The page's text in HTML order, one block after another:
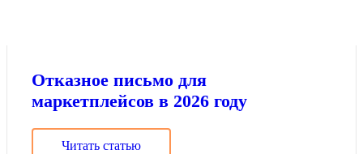
Отказное письмо для
маркетплейсов в 2026 году
Читать статью